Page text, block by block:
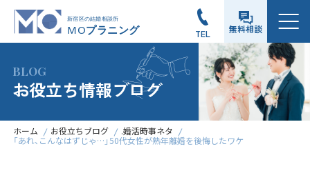
TEL 無料相談
メニュー
BLOG
お役立ち情報ブログ
ホーム お役立ちブログ
.婚活時事ネタ
「あれ、こんなはずじゃ…」50代女性が熟年離婚を後悔したワケ